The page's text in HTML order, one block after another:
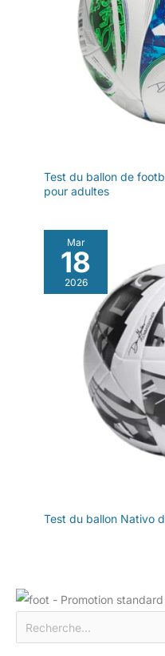
Test du ballon de
pour adultes
Mar
18
2026
Test du ballon Nativo